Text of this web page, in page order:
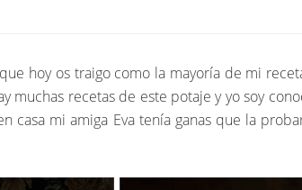
hoy os traigo como la mayoría de mi
muchas recetas de este potaje y yo soy
mi amiga Eva tenía ganas que la